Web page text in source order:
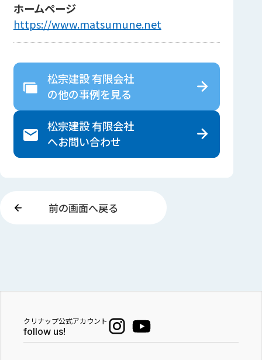
ホームページ
https://www.matsumune.net
松宗建設 有限会社
の他の事例を見る
松宗建設 有限会社
へお問い合わせ
前の画面へ戻る
クリナップ公式アカウント
follow us!